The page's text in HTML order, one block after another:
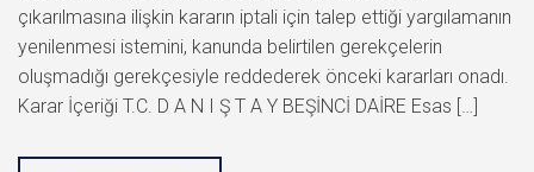
çıkarılmasına ilişkin kararın iptali için talep ettiği yargılamanın
yenilenmesi istemini, kanunda belirtilen gerekçelerin
oluşmadığı gerekçesiyle reddederek önceki kararları onadı.
Karar İçeriği T.C. D A N I Ş T A Y BEŞİNCİ DAİRE Esas […]